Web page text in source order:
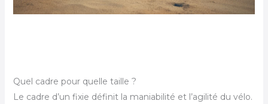
Quel cadre pour quelle taille ?
Le cadre d’un fixie définit la maniabilité et l’agilité du vélo.